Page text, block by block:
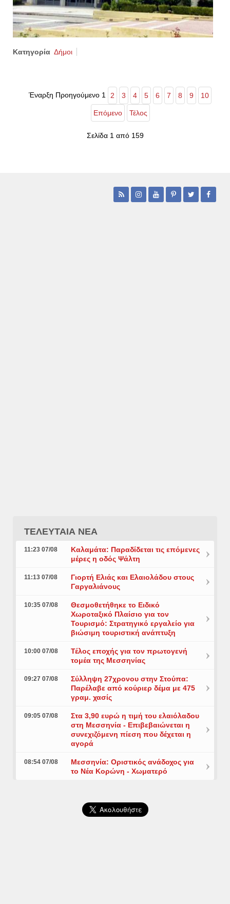
Κατηγορία Δήμοι
Έναρξη Προηγούμενο 1 2 3 4 5 6 7 8 9 10
Επόμενο Τέλος
Σελίδα 1 από 159
ΤΕΛΕΥΤΑΙΑ ΝΕΑ
11:23 07/08
Καλαμάτα: Παραδίδεται τις επόμενες
μέρες η οδός Ψάλτη
11:13 07/08
Γιορτή Ελιάς και Ελαιολάδου στους
Γαργαλιάνους
10:35 07/08
Θεσμοθετήθηκε το Ειδικό
Χωροταξικό Πλαίσιο για τον
Τουρισμό: Στρατηγικό εργαλείο για
βιώσιμη τουριστική ανάπτυξη
10:00 07/08
Τέλος εποχής για τον πρωτογενή
τομέα της Μεσσηνίας
09:27 07/08
Σύλληψη 27χρονου στην Στούπα:
Παρέλαβε από κούριερ δέμα με 475
γραμ. χασίς
09:05 07/08
Στα 3,90 ευρώ η τιμή του ελαιόλαδου
στη Μεσσηνία - Επιβεβαιώνεται η
συνεχιζόμενη πίεση που δέχεται η
αγορά
08:54 07/08
Μεσσηνία: Οριστικός ανάδοχος για
το Νέα Κορώνη - Χωματερό